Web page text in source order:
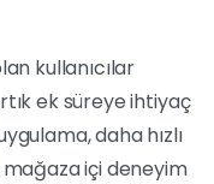
kullanıcılar
ek süreye ihtiyaç
daha hızlı
içi deneyim